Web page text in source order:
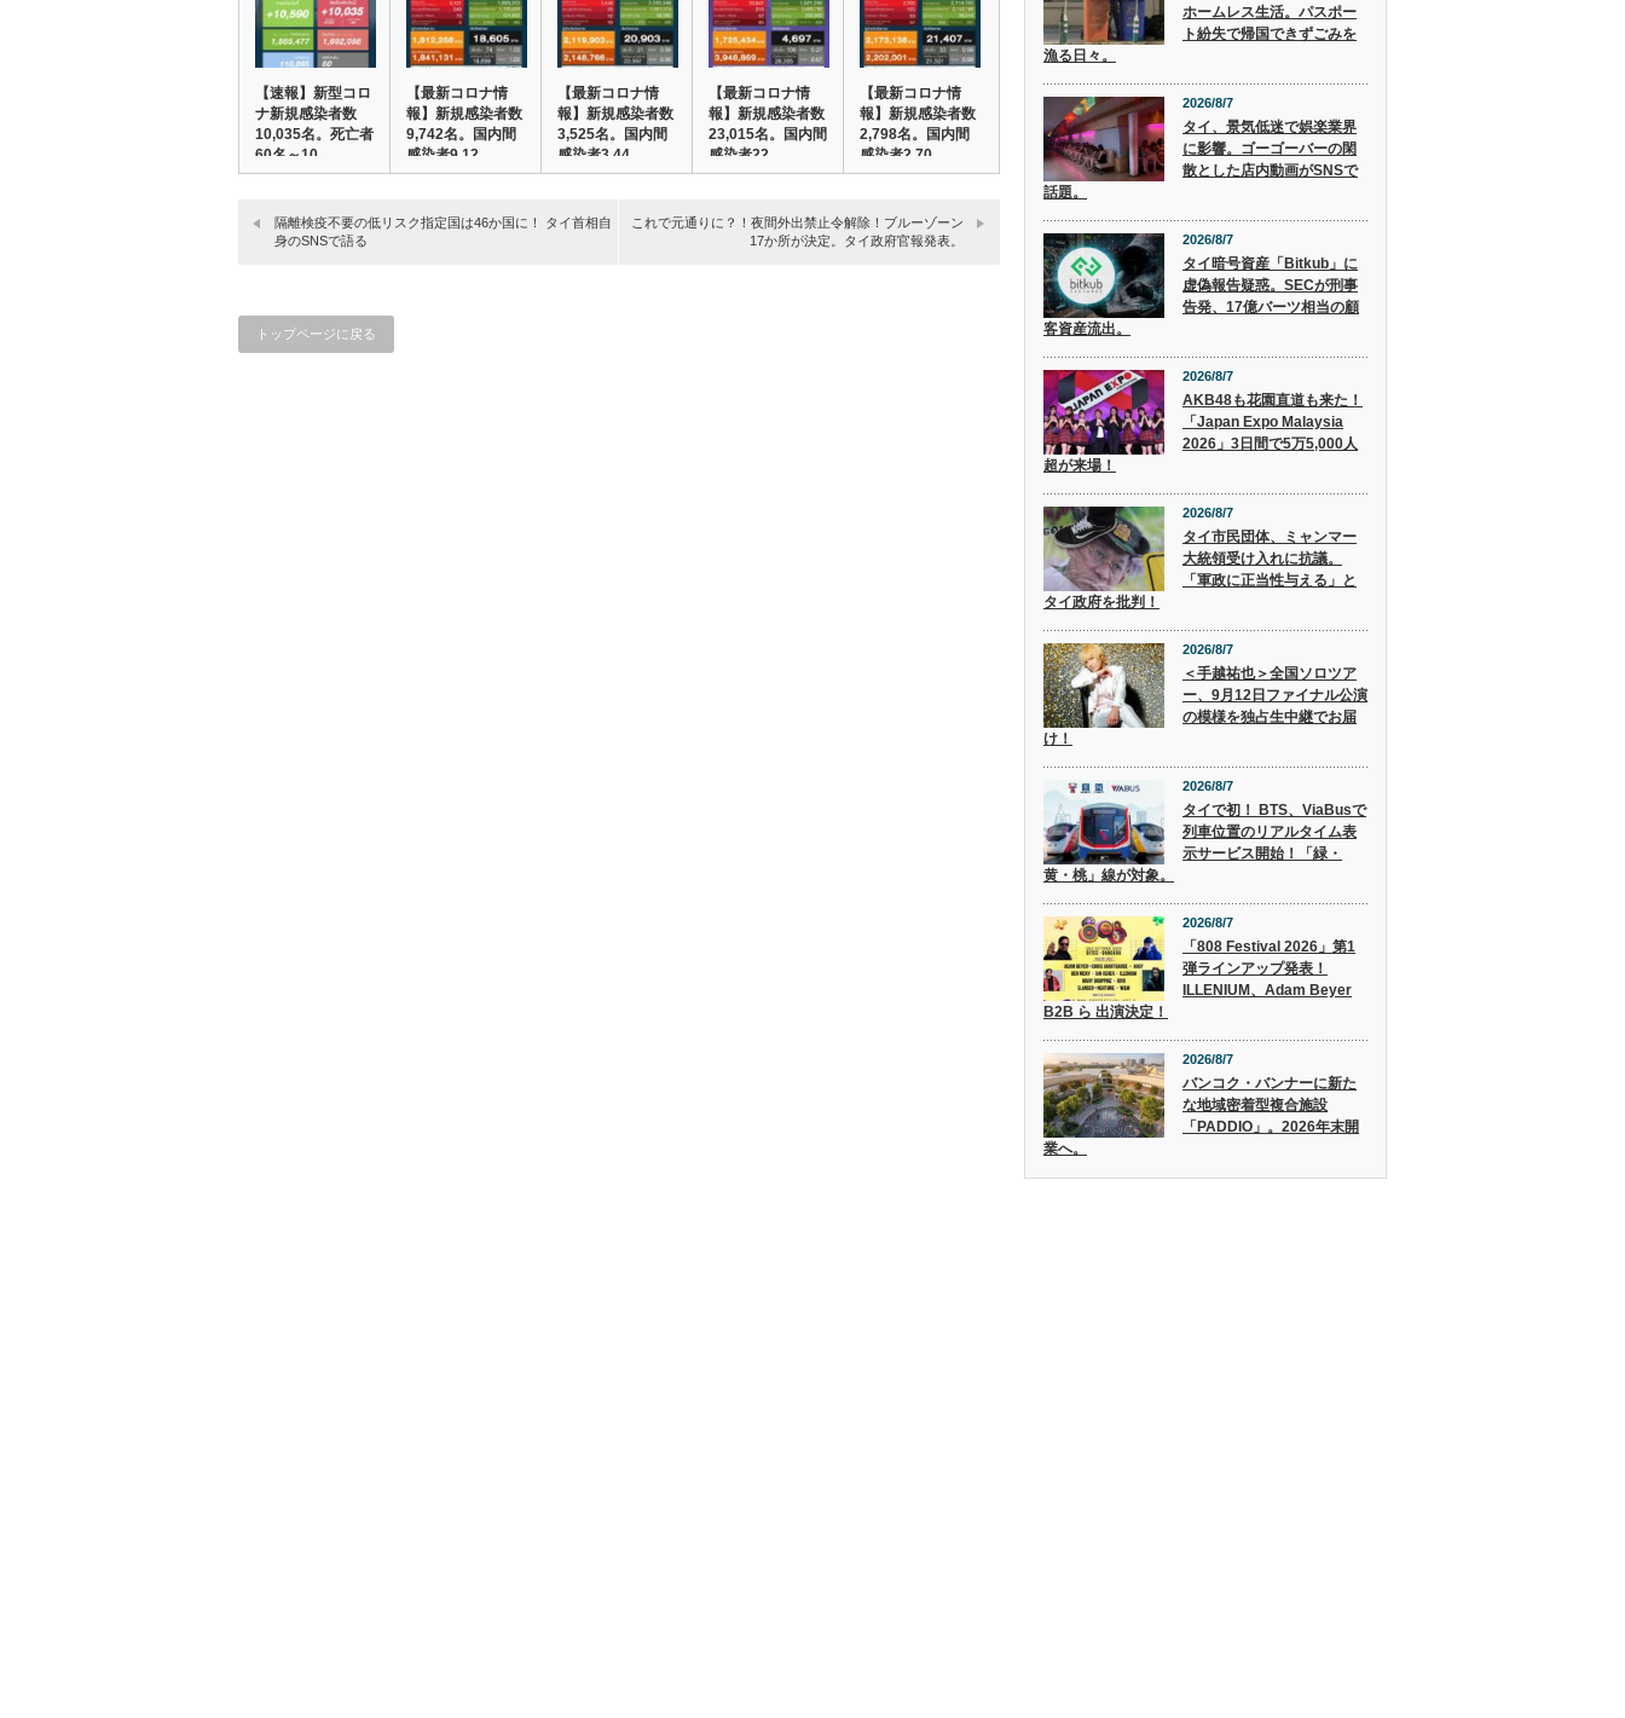
【速報】新型コロ
ナ新規感染者数
10,035名。死亡者
60名～10…
【最新コロナ情
報】新規感染者数
9,742名。国内間
感染者9,12…
【最新コロナ情
報】新規感染者数
3,525名。国内間
感染者3,44…
【最新コロナ情
報】新規感染者数
23,015名。国内間
感染者22,…
【最新コロナ情
報】新規感染者数
2,798名。国内間
感染者2,70…
隔離検疫不要の低リスク指定国は46か国に！ タイ首相自
身のSNSで語る
これで元通りに？！夜間外出禁止令解除！ブルーゾーン
17か所が決定。タイ政府官報発表。
トップページに戻る
ホームレス生活。パスポー
ト紛失で帰国できずごみを
漁る日々。
2026/8/7
タイ、景気低迷で娯楽業界
に影響。ゴーゴーバーの閑
散とした店内動画がSNSで
話題。
2026/8/7
タイ暗号資産「Bitkub」に
虚偽報告疑惑。SECが刑事
告発、17億バーツ相当の顧
客資産流出。
2026/8/7
AKB48も花園直道も来た！
「Japan Expo Malaysia
2026」3日間で5万5,000人
超が来場！
2026/8/7
タイ市民団体、ミャンマー
大統領受け入れに抗議。
「軍政に正当性与える」と
タイ政府を批判！
2026/8/7
＜手越祐也＞全国ソロツア
ー、9月12日ファイナル公演
の模様を独占生中継でお届
け！
2026/8/7
タイで初！ BTS、ViaBusで
列車位置のリアルタイム表
示サービス開始！「緑・
黄・桃」線が対象。
2026/8/7
「808 Festival 2026」第1
弾ラインアップ発表！
ILLENIUM、Adam Beyer
B2B ら 出演決定！
2026/8/7
バンコク・バンナーに新た
な地域密着型複合施設
「PADDIO」。2026年末開
業へ。